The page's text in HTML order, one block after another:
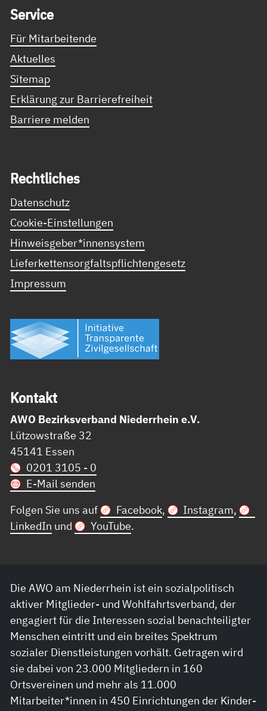
Ser­vice
Für Mitarbeitende
Aktuelles
Sitemap
Erklärung zur Barrierefreiheit
Barriere melden
Recht­li­ches
Datenschutz
Cookie-Einstellungen
Hinweisgeber*innensystem
Lieferkettensorgfaltspflichtengesetz
Impressum
Kon­takt
AWO Bezirksverband Niederrhein e.V.
Lützowstraße 32
45141 Essen
0201 3105 - 0
E-Mail senden
Folgen Sie uns auf
Facebook, Instagram,
LinkedIn und YouTube.
Die AWO am Niederrhein ist ein sozialpolitisch
aktiver Mitglieder- und Wohlfahrtsverband, der
engagiert für die Interessen sozial benachteiligter
Menschen eintritt und ein breites Spektrum
sozialer Dienstleistungen vorhält. Getragen wird
sie dabei von 23.000 Mitgliedern in 160
Ortsvereinen und mehr als 11.000
Mitarbeiter*innen in 450 Einrichtungen der Kinder-